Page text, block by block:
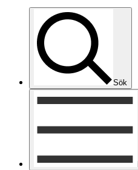
Sök